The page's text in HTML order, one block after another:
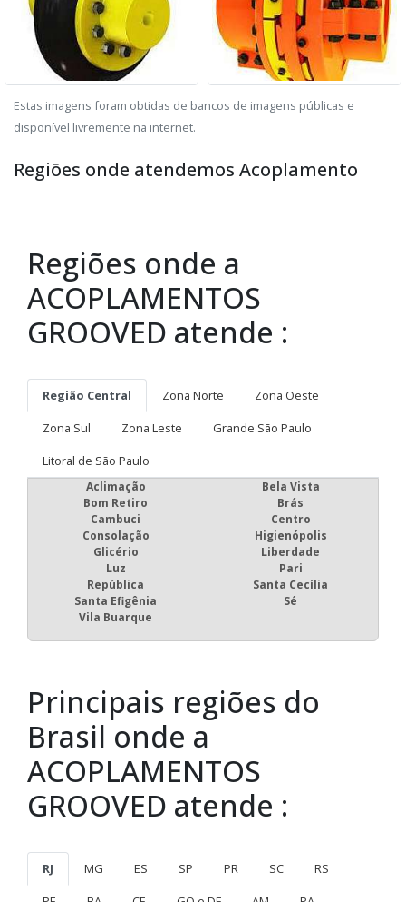
Estas imagens foram obtidas de bancos de imagens públicas e
disponível livremente na internet.
Regiões onde atendemos Acoplamento
Regiões onde a
ACOPLAMENTOS
GROOVED atende :
Região Central Zona Norte
Zona Oeste
Zona Sul
Zona Leste
Grande São Paulo
Litoral de São Paulo
Aclimação
Bela Vista
Bom Retiro
Brás
Cambuci
Centro
Consolação
Higienópolis
Glicério
Liberdade
Luz
Pari
República
Santa Cecília
Santa Efigênia
Sé
Vila Buarque
Principais regiões do
Brasil onde a
ACOPLAMENTOS
GROOVED atende :
RJ MG ES SP PR SC
RS